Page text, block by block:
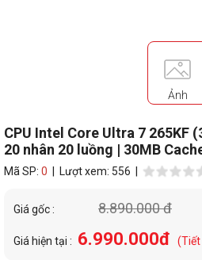
Ảnh
CPU Intel Core Ultra 7 265KF
20 nhân 20 luồng | 30MB
Mã SP: 0 | Lượt xem: 556 |
Giá gốc : 8.890.000 đ
Giá hiện tại : 6.990.000đ (Tiết